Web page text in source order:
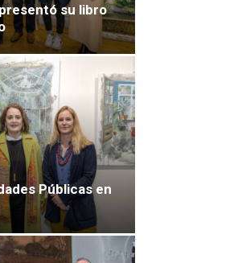
su libro
Públicas en